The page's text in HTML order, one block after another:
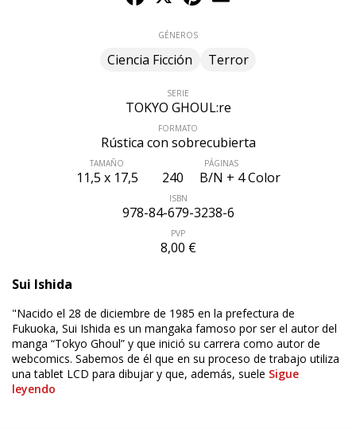
GÉNEROS
Ciencia Ficción Terror
SERIE
TOKYO GHOUL:re
FORMATO
Rústica con sobrecubierta
TAMAÑO
11,5 x 17,5
PÁGINAS
240 B/N + 4 Color
ISBN
978-84-679-3238-6
PVP
8,00 €
Sui Ishida
"Nacido el 28 de diciembre de 1985 en la prefectura de
Fukuoka, Sui Ishida es un mangaka famoso por ser el autor del
manga “Tokyo Ghoul” y que inició su carrera como autor de
webcomics. Sabemos de él que en su proceso de trabajo utiliza
una tablet LCD para dibujar y que, además, suele Sigue
leyendo
ÚLTIMO NÚMERO PUBLICADO